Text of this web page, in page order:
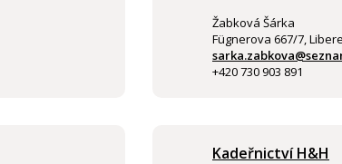
Žabková Šárka
Fügnerova 667/7,
+420 730 903 891
Kadeřnictví H&H